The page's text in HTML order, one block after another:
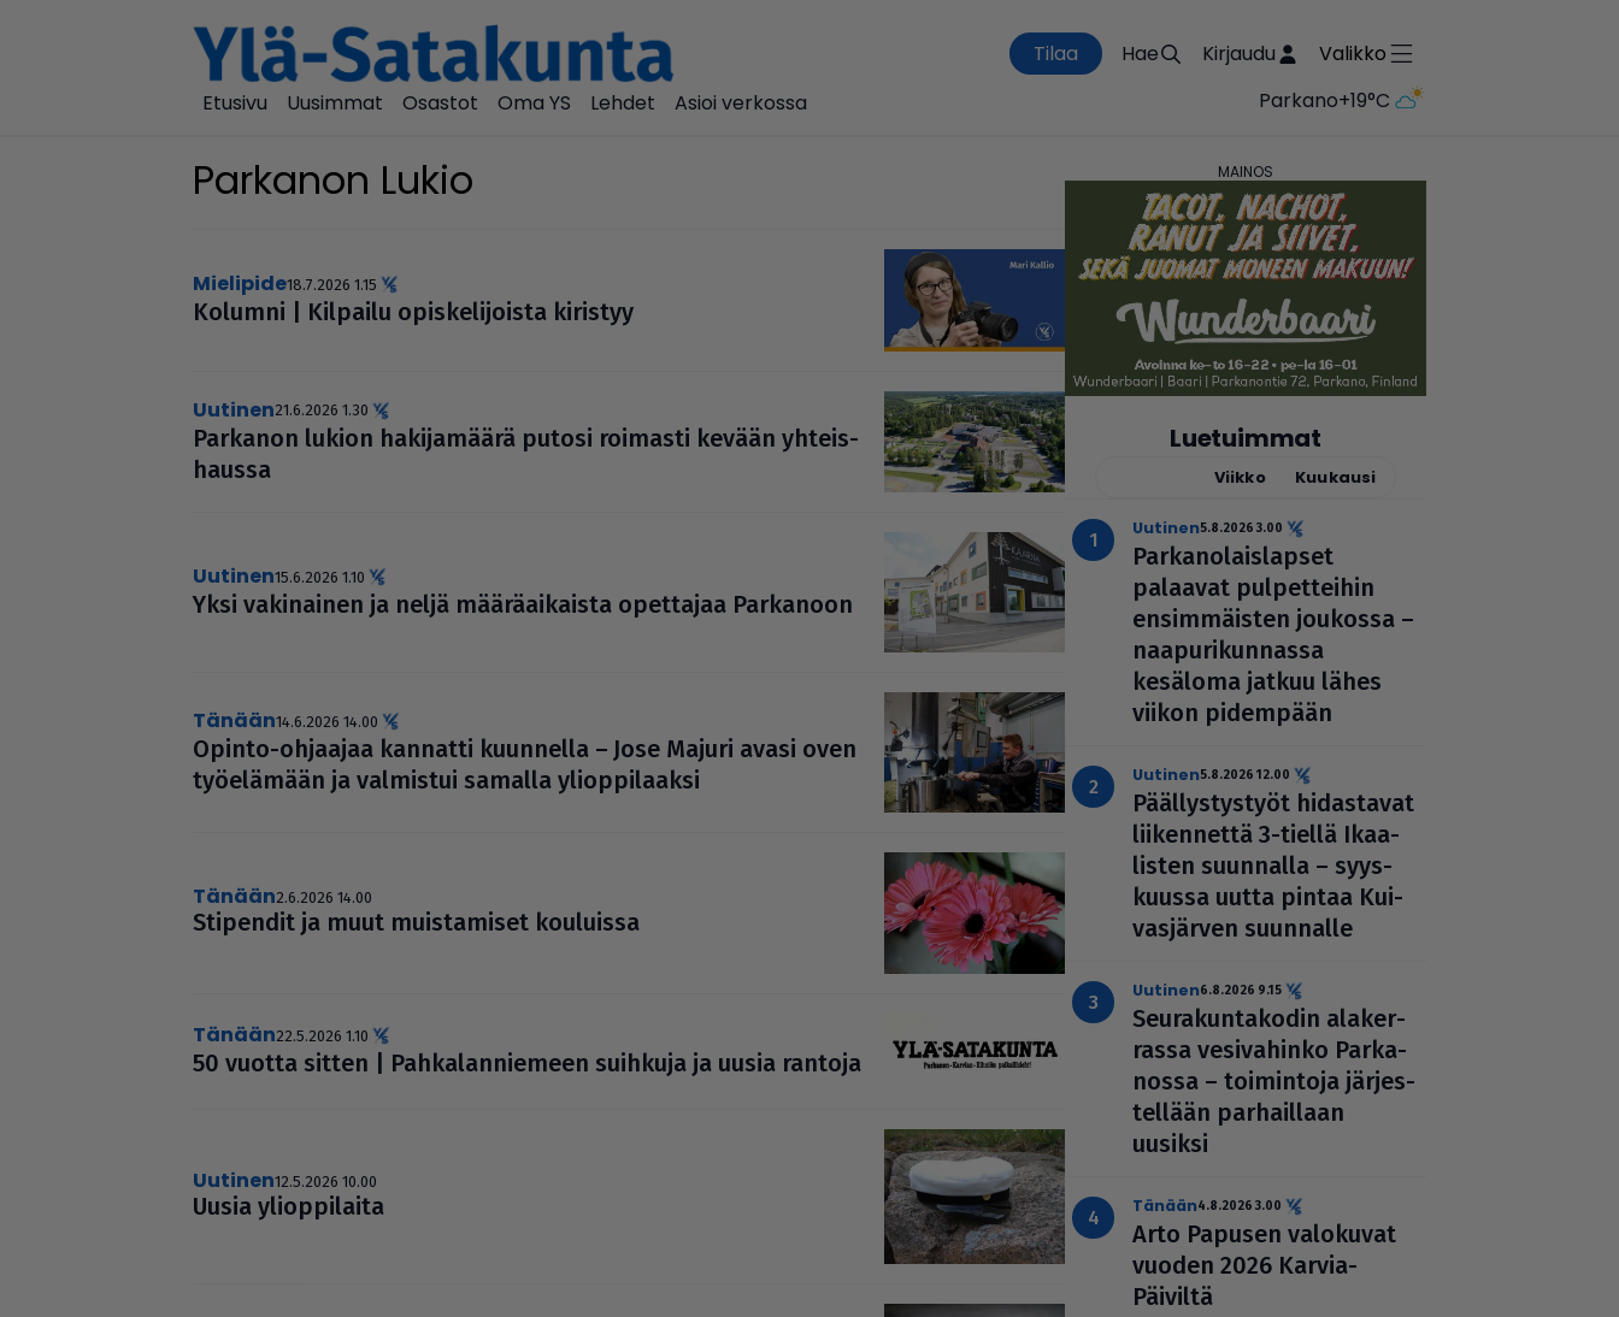
Tilaa Hae Kirjaudu
Valikko
Etusivu
Uusimmat Osastot Oma YS Lehdet Asioi verkossa Parkano+19°C
Parkanon Lukio
mielipide18.7.2026 1.15
Kolumni | Kilpailu opis­ke­li­joista kiristyy
uutinen21.6.2026 1.30
Parkanon lukion haki­ja­määrä putosi roimasti kevään yhteis­
haussa
uutinen15.6.2026 1.10
Yksi vaki­nai­nen ja neljä mää­rä­ai­kaista opettajaa Parkanoon
Tänään14.6.2026 14.00
Opinto-ohjaajaa kannatti kuunnella – Jose Majuri avasi oven
työ­e­lä­mään ja valmistui samalla yli­op­pi­laaksi
Tänään2.6.2026 14.00
Stipendit ja muut muis­ta­mi­set kouluissa
Tänään22.5.2026 1.10
50 vuotta sitten | Pah­ka­lan­nie­meen suihkuja ja uusia rantoja
uutinen12.5.2026 10.00
Uusia yli­op­pi­laita
Luetuimmat
Viikko Kuukausi
uutinen5.8.2026 3.00
Par­ka­no­lais­lap­set
palaavat pul­pet­tei­hin
ensim­mäis­ten joukossa –
naa­pu­ri­kun­nassa
kesäloma jatkuu lähes
viikon pidempään
uutinen5.8.2026 12.00
Pääl­lys­tys­työt hidas­ta­vat
lii­ken­nettä 3-tiellä Ikaa­
lis­ten suunnalla – syys­
kuussa uutta pintaa Kui­
vas­jär­ven suunnalle
uutinen6.8.2026 9.15
Seu­ra­kun­ta­ko­din ala­ker­
rassa vesi­va­hinko Par­ka­
nossa – toi­min­toja jär­jes­
tel­lään par­hail­laan
uusiksi
Tänään4.8.2026 3.00
Arto Papusen valokuvat
vuoden 2026 Karvia-
Päiviltä